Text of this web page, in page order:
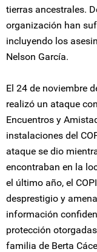
tierras ancestrales.
organización han
incluyendo los
Nelson García.
El 24 de noviembre
realizó un ataque
Encuentros y
instalaciones del
ataque se dio
encontraban en la
el último año, el
desprestigio y
información
protección
familia de Berta